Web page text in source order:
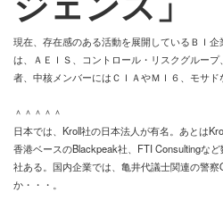
プライバシーポリシー
お問い合わせ
現在、存在感のある活動を展開しているＢＩ
は、ＡＥＩＳ、コントロール・リスクグルー
者、中核メンバーにはＣＩＡやＭＩ６、モサド
＾＾＾＾＾
日本では、Kroll社の日本法人が有名。あとは
香港ベースのBlackpeak社、FTI Consultingな
社ある。国内企業では、亀井代議士関連の警
か・・・。